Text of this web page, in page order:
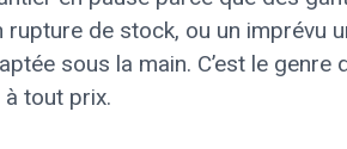
rupture de stock, ou un imprévu
sous la main. C’est le genre
tout prix.